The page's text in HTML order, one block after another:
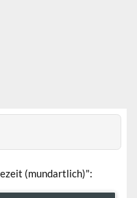
(mundartlich)":